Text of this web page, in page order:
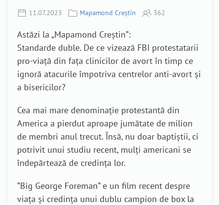
11.07.2023 Mapamond Creștin 362
Astăzi la „Mapamond Creștin”:
Standarde duble. De ce vizează FBI protestatarii
pro-viață din fața clinicilor de avort în timp ce
ignoră atacurile împotriva centrelor anti-avort și
a bisericilor?
Cea mai mare denominație protestantă din
America a pierdut aproape jumătate de milion
de membri anul trecut. Însă, nu doar baptiștii, ci
potrivit unui studiu recent, mulți americani se
îndepărtează de credința lor.
”Big George Foreman” e un film recent despre
viața și credința unui dublu campion de box la